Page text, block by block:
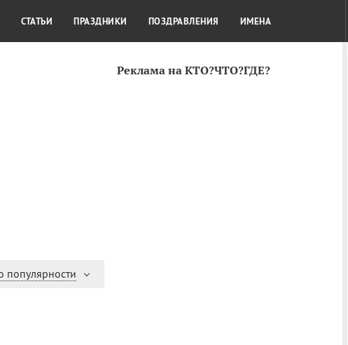
популярности
Реклама на КТО?ЧТО?ГДЕ?
КУЛЬТУРА КРАСОТА
СТАТЬИ ПРАЗДНИКИ ПОЗДРАВЛЕНИЯ ИМЕНА